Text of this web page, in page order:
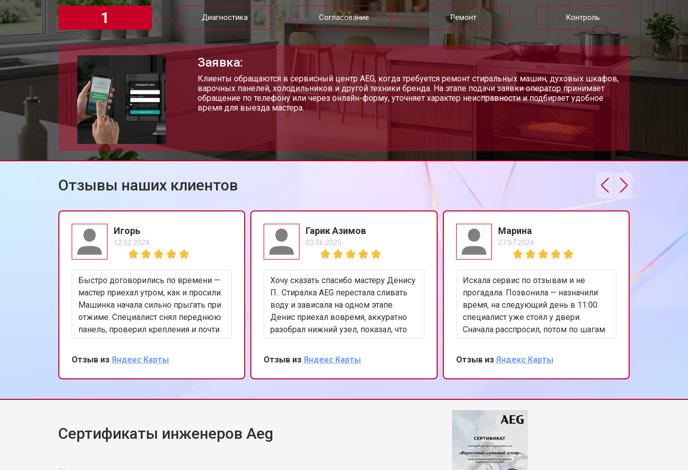
Замена термостата от 90 мин от 3000 ₽ Заказать
Ремонт электропроводки от 60 мин от 2750 ₽
Замена лампы подсветки от 80 мин от 2590 ₽ Заказать
Ремонт чугунной конфорки Заказать
1
Диагностика Согласование Ремонт Контроль
Заявка:
Клиенты обращаются в сервисный центр AEG, когда требуется ремонт стиральных машин, духовых шкафов,
варочных панелей, холодильников и другой техники бренда. На этапе подачи заявки оператор принимает
обращение по телефону или через онлайн-форму, уточняет характер неисправности и подбирает удобное
время для выезда мастера.
Отзывы наших клиентов
Игорь
12.02.2024
Быстро договорились по времени —
мастер приехал утром, как и просили.
Машинка начала сильно прыгать при
отжиме. Специалист снял переднюю
панель, проверил крепления и почти
сразу нашёл проблему в
амортизаторах. Заменил оба,
запустили тест на 1200 оборотах —
стоит ровно, шум минимальный. Дал
Жена сказала, что машинка будто
Отзыв из Яндекс Карты
Гарик Азимов
03.06.2025
Хочу сказать спасибо мастеру Денису
П.. Стиралка AEG перестала сливать
воду и зависала на одном этапе.
Денис приехал вовремя, аккуратно
разобрал нижний узел, показал, что
помпа заклинила из-за мусора.
Почистил, проверил датчик уровня,
запустил полоскание — всё работает.
Понравилось, что спокойно объяснял
Отзыв изЯндекс Карты
Марина
27.07.2024
Искала сервис по отзывам и не
прогадала. Позвонила — назначили
время, на следующий день в 11:00
специалист уже стоял у двери.
Сначала расспросил, потом по шагам
проверил машину. Нашёл
неисправность в замке люка,
озвучил цену и сразу сделал ремонт.
Через 25 минут машинка запускалась
довольна.
Отзыв из Яндекс Карты
Сертификаты инженеров Aeg